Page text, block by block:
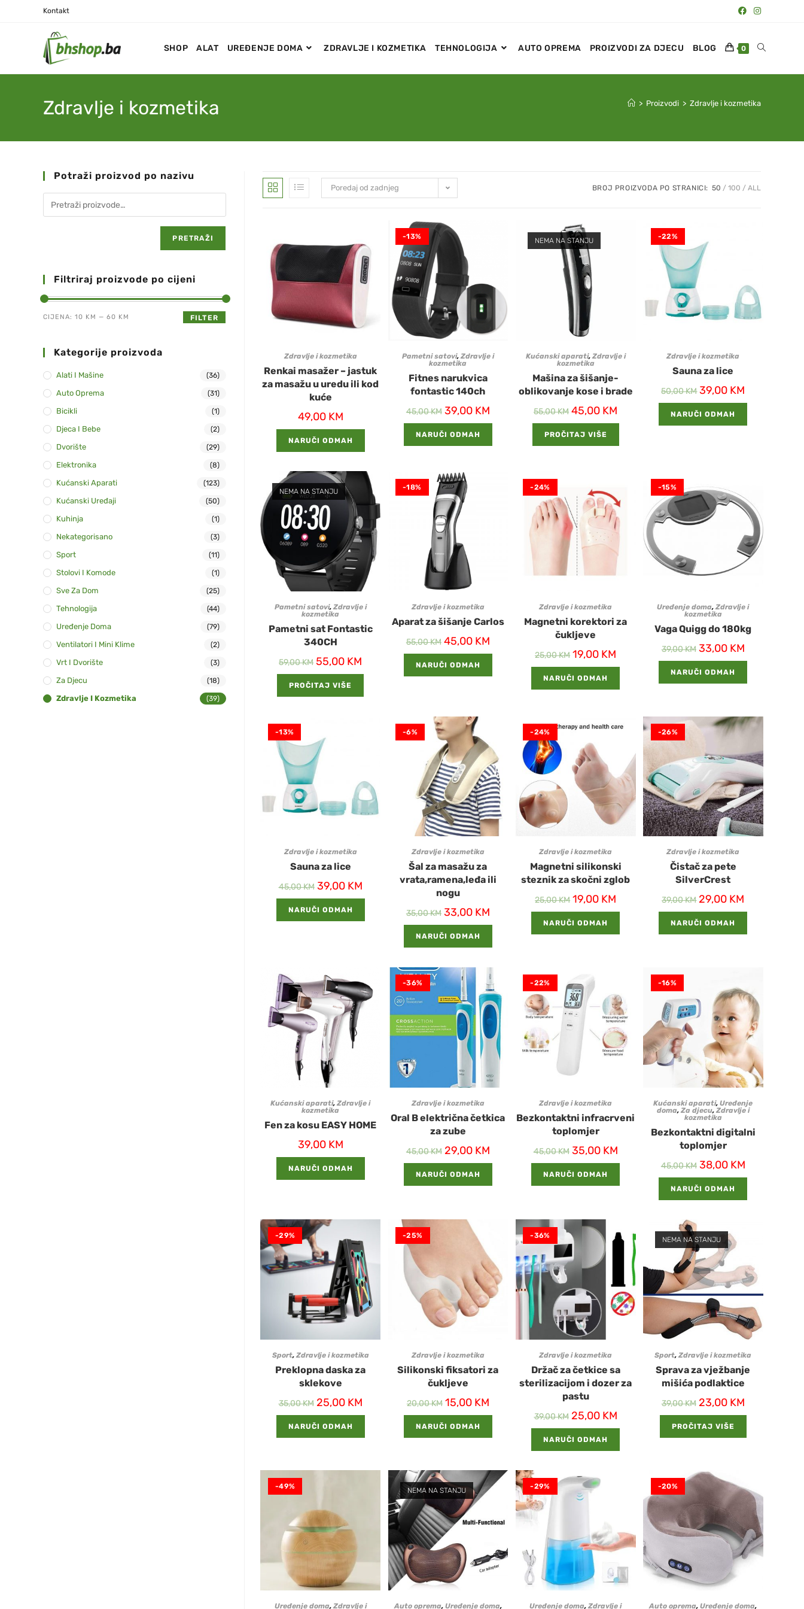
Kontakt
SHOP ALAT UREĐENJE DOMA ZDRAVLJE I KOZMETIKA TEHNOLOGIJA AUTO OPREMA PROIZVODI ZA DJECU BLOG 0
Zdravlje i kozmetika > Proizvodi > Zdravlje i kozmetika
Poredaj od zadnjeg BROJ PROIZVODA PO STRANICI: 50 100 ALL
Zdravlje i kozmetika
Renkai masažer – jastuk
za masažu u uredu ili kod
kuće
49,00 KM
NARUČI ODMAH
-13%
Pametni satovi, Zdravlje i
kozmetika
Fitnes narukvica
fontastic 140ch
45,00KM 39,00 KM
NARUČI ODMAH
NEMA NA STANJU
Kućanski aparati, Zdravlje i
kozmetika
Mašina za šišanje-
oblikovanje kose i brade
55,00KM 45,00 KM
PROČITAJ VIŠE
-22%
Zdravlje i kozmetika
Sauna za lice
50,00KM 39,00 KM
NARUČI ODMAH
NEMA NA STANJU
Pametni satovi, Zdravlje i
kozmetika
Pametni sat Fontastic
340CH
59,00KM 55,00 KM
PROČITAJ VIŠE
-18%
Zdravlje i kozmetika
Aparat za šišanje Carlos
55,00KM 45,00 KM
NARUČI ODMAH
-24%
Zdravlje i kozmetika
Magnetni korektori za
čukljeve
25,00KM 19,00 KM
NARUČI ODMAH
-15%
Uređenje doma,Zdravlje i
kozmetika
Vaga Quigg do 180kg
39,00KM 33,00 KM
NARUČI ODMAH
-13%
Zdravlje i kozmetika
Sauna za lice
45,00KM 39,00 KM
NARUČI ODMAH
-6%
Zdravlje i kozmetika
Šal za masažu za
vrata,ramena,leđa ili
nogu
35,00KM 33,00 KM
NARUČI ODMAH
-24%
Zdravlje i kozmetika
Magnetni silikonski
steznik za skočni zglob
25,00KM 19,00 KM
NARUČI ODMAH
-26%
Zdravlje i kozmetika
Čistač za pete
SilverCrest
39,00KM 29,00 KM
NARUČI ODMAH
Kućanski aparati,Zdravlje i
kozmetika
Fen za kosu EASY HOME
39,00 KM
NARUČI ODMAH
-36%
Zdravlje i kozmetika
Oral B električna četkica
za zube
45,00KM 29,00 KM
NARUČI ODMAH
-22%
Zdravlje i kozmetika
Bezkontaktni infracrveni
toplomjer
45,00KM 35,00 KM
NARUČI ODMAH
-16%
Kućanski aparati,Uređenje
doma, Za djecu, Zdravlje i
kozmetika
Bezkontaktni digitalni
toplomjer
45,00KM 38,00 KM
NARUČI ODMAH
-29%
Sport, Zdravlje i kozmetika
Preklopna daska za
sklekove
35,00KM 25,00 KM
NARUČI ODMAH
-25%
Zdravlje i kozmetika
Silikonski fiksatori za
čukljeve
20,00KM 15,00 KM
NARUČI ODMAH
-36%
Zdravlje i kozmetika
Držač za četkice sa
sterilizacijom i dozer za
pastu
39,00KM 25,00 KM
NARUČI ODMAH
NEMA NA STANJU
Sport,Zdravlje i kozmetika
Sprava za vježbanje
mišića podlaktice
39,00KM 23,00 KM
PROČITAJ VIŠE
-49%
Uređenje doma, Zdravlje i
NEMA NA STANJU
Auto oprema, Uređenje doma,
-29%
Uređenje doma,Zdravlje i
-20%
Auto oprema,Uređenje doma,
Potraži proizvod po nazivu
PRETRAŽI
Filtriraj proizvode po cijeni
FILTER
CIJENA: 10 KM — 60 KM
Kategorije proizvoda
Alati I Mašine (36)
Auto Oprema (31)
Bicikli (1)
Djeca I Bebe (2)
Dvorište (29)
Elektronika (8)
Kućanski Aparati (123)
Kućanski Uređaji (50)
Kuhinja (1)
Nekategorisano (3)
Sport (11)
Stolovi I Komode (1)
Sve Za Dom (25)
Tehnologija (44)
Uređenje Doma (79)
Ventilatori I Mini Klime (2)
Vrt I Dvorište (3)
Za Djecu (18)
Zdravlje I Kozmetika (39)